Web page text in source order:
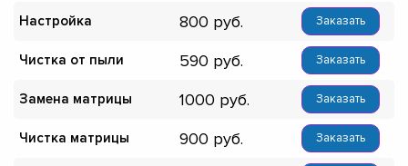
Настройка 800 Заказать
Чистка от пыли 590 Заказать
Замена матрицы 1000 Заказать
Чистка матрицы 900 Заказать